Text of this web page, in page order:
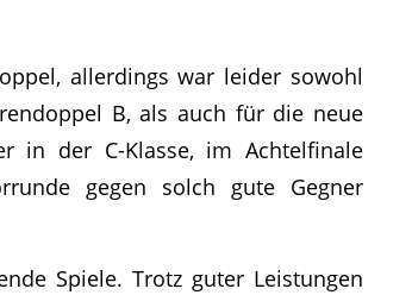
allerdings war leider sowohl
B, als auch für die neue
in der C-Klasse, im Achtelfinale
gegen solch gute Gegner
Spiele. Trotz guter Leistungen